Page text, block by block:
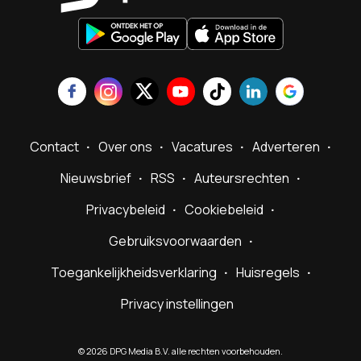
Contact Over ons Vacatures
Adverteren
Nieuwsbrief
RSS
Auteursrechten
Privacybeleid
Cookiebeleid
Gebruiksvoorwaarden
Toegankelijkheidsverklaring
Huisregels
Privacy instellingen
©2026 DPG Media B.V. alle rechten voorbehouden.